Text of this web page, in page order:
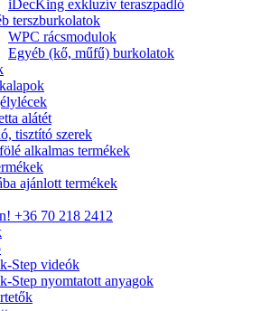
iDecKing exkluzív teraszpadló
terszburkolatok
WPC rácsmodulok
Egyéb (kő, műfű) burkolatok
alátét
tisztító szerek
alkalmas termékek
ajánlott termékek
+36 70 218 2412
Step videók
Step nyomtatott anyagok